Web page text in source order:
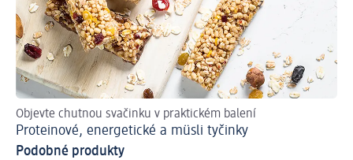
Objevte chutnou svačinku v praktickém balení
Proteinové, energetické a müsli tyčinky
Podobné produkty